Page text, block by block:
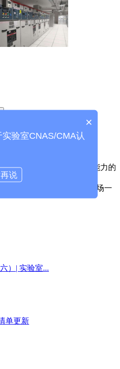
争优势，逐步成具有卓越能力的
宝民一路223号福城时代广场一
）| 实验室...
单更新
×
验室CNAS/CMA认
说